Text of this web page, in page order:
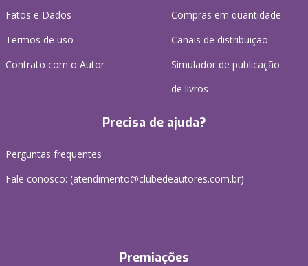
Fatos e Dados
Termos de uso
Contrato com o Autor
Compras em quantidade
Canais de distribuição
Simulador de publicação
de livros
Precisa de ajuda?
Perguntas frequentes
Fale conosco: (atendimento@clubedeautores.com.br)
Premiações